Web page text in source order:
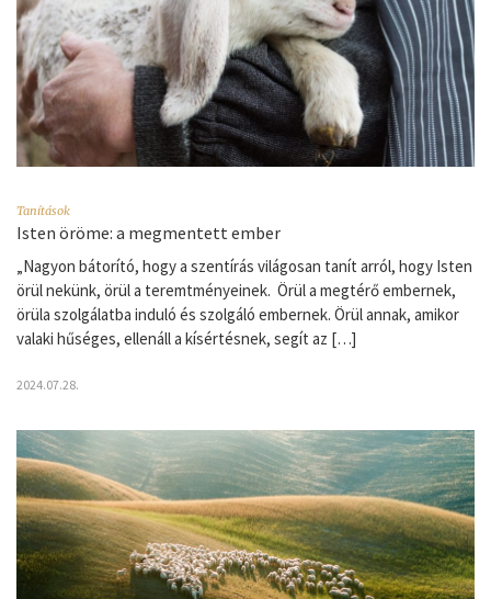
Tanítások
Isten öröme: a megmentett ember
„Nagyon bátorító, hogy a szentírás világosan tanít arról, hogy Isten
örül nekünk, örül a teremtményeinek. Örül a megtérő embernek,
örüla szolgálatba induló és szolgáló embernek. Örül annak, amikor
valaki hűséges, ellenáll a kísértésnek, segít az […]
2024.07.28.